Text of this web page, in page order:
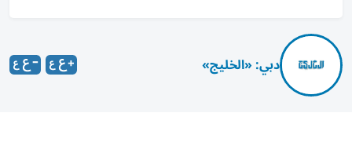
دبي: «الخليج»